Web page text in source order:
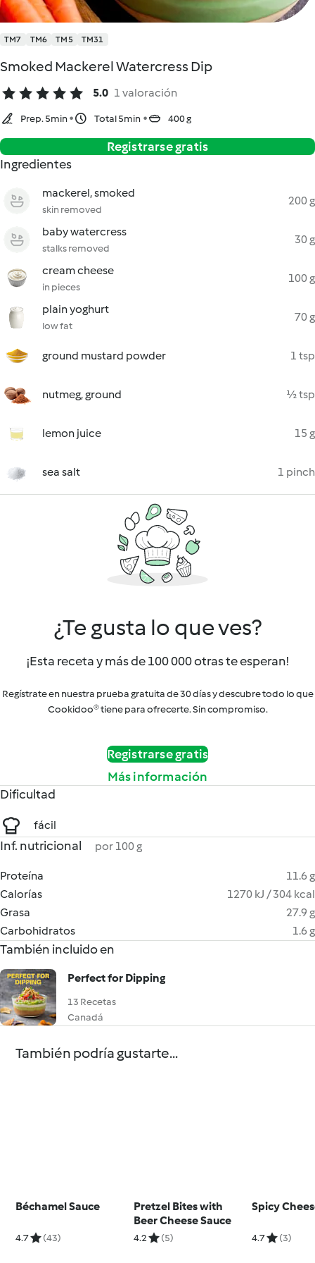
TM7 TM6 TM5 TM31
Smoked Mackerel Watercress Dip
5.0 1 valoración
Prep. 5min Total 5min 400 g
Registrarse gratis
Ingredientes
mackerel, smoked
skin removed
200 g
baby watercress
stalks removed
30 g
cream cheese
in pieces
100 g
plain yoghurt
low fat
70 g
ground mustard powder 1 tsp
nutmeg, ground ½ tsp
lemon juice 15 g
sea salt 1 pinch
¿Te gusta lo que ves?
¡Esta receta y más de 100 000 otras te esperan!
Regístrate en nuestra prueba gratuita de 30 días y descubre todo lo que
Cookidoo® tiene para ofrecerte. Sin compromiso.
Registrarse gratis
Más información
Dificultad
fácil
Inf. nutricional por 100 g
Proteína
11.6 g
Calorías
1270 kJ / 304 kcal
Grasa
27.9 g
Carbohidratos
1.6 g
También incluido en
Perfect for Dipping
13 Recetas
Canadá
También podría gustarte...
Béchamel Sauce
4.7 (43)
Pretzel Bites with
Beer Cheese Sauce
4.2 (5)
Spicy
4.7 (3)